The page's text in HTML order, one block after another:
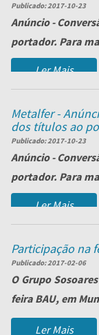
Publicado:2017-10-23
Anúncio -
portador. Para
ministério da
Ler Mais
Metalfer -
dos títulos ao
Publicado:2017-10-23
Anúncio -
portador. Para
ministério da
Ler Mais
Participação na
Publicado:2017-02-06
O Grupo
feira BAU, em
...
Ler Mais